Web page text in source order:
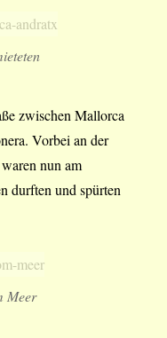
zwischen Mallorca
Vorbei an der
nun am
durften und spürten
Meer